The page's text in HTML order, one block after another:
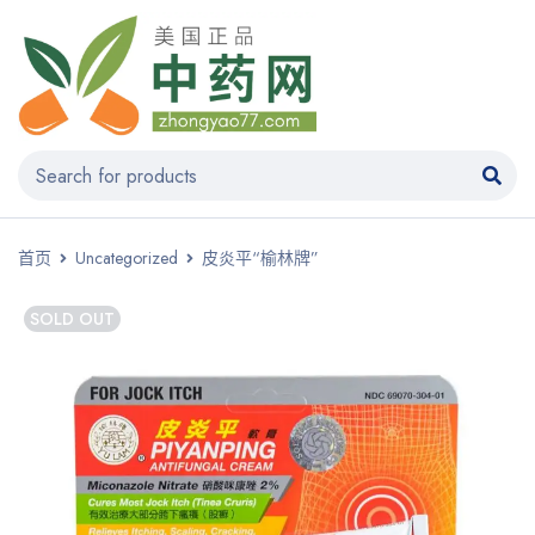
首页 Uncategorized 皮炎平“榆林牌”
SOLD OUT